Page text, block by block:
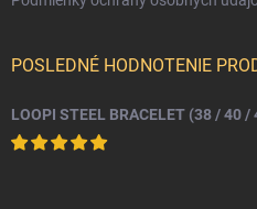
POSLEDNÉ HODNOTENIE
LOOPI STEEL BRACELET (38 / 40 /